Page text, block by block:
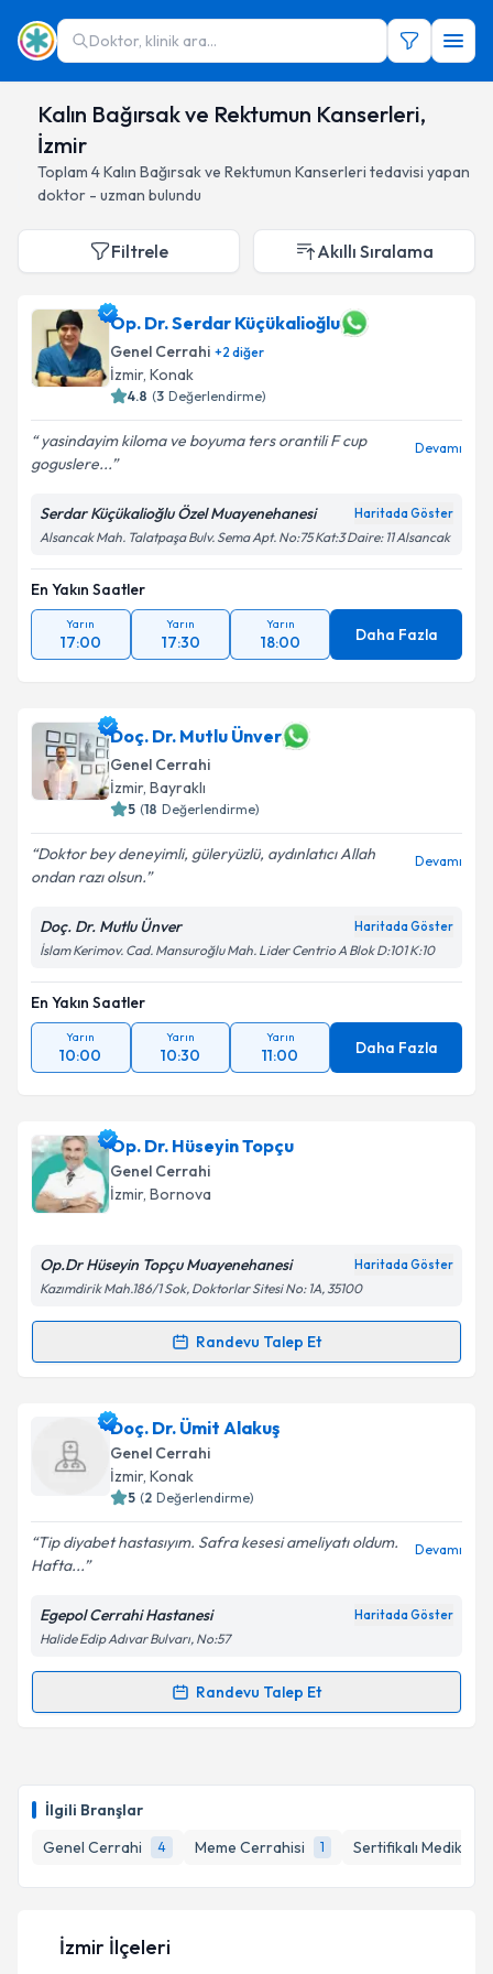
Doktor, klinik ara...
Kalın Bağırsak ve Rektumun Kanserleri,
İzmir
Toplam 4Kalın Bağırsak ve Rektumun Kanserleri tedavisi yapan
doktor - uzman bulundu
İlgili Branşlar
Genel Cerrahi
4 Meme Cerrahisi 1 Sertifikalı Medikal
Filtrele Akıllı Sıralama
Op. Dr. Serdar Küçükalioğlu
Genel Cerrahi +2 diğer
İzmir, Konak
4.8 (3 Değerlendirme)
yasindayim kiloma ve boyuma ters orantili F cup
goguslere...
Devamı
Serdar Küçükalioğlu Özel Muayenehanesi Haritada Göster
Alsancak Mah. Talatpaşa Bulv. Sema Apt. No:75 Kat:3 Daire: 11 Alsancak
En Yakın Saatler
Yarın
17:00
Yarın
17:30
Yarın
18:00 Daha Fazla
Doç. Dr. Mutlu Ünver
Genel Cerrahi
İzmir, Bayraklı
5 (18 Değerlendirme)
Doktor bey deneyimli, güleryüzlü, aydınlatıcı Allah
ondan razı olsun.
Devamı
Doç. Dr. Mutlu Ünver Haritada Göster
İslam Kerimov. Cad. Mansuroğlu Mah. Lider Centrio A Blok D:101 K:10
En Yakın Saatler
Yarın
10:00
Yarın
10:30
Yarın
11:00 Daha Fazla
Op. Dr. Hüseyin Topçu
Genel Cerrahi
İzmir, Bornova
Op.Dr Hüseyin Topçu Muayenehanesi Haritada Göster
Kazımdirik Mah.186/1 Sok, Doktorlar Sitesi No: 1A, 35100
Randevu Talep Et
Randevu Takvimi Talebi
Op. Dr. Hüseyin Topçuiçin randevu takvimi talebi
oluşturun. Size bu uzmandan randevu almanız için bir
takvim hazırlandığında e-posta ile bilgilendireceğiz.
Kişisel verilerimin işlenmesine ilişkin
Aydınlatma
Metni'ni okudum ve kişisel verilerimin belirtilen
kapsamda işlenmesini kabul ediyorum.
Doç. Dr. Ümit Alakuş
Genel Cerrahi
İzmir, Konak
5 (2 Değerlendirme)
Tip diyabet hastasıyım. Safra kesesi ameliyatı oldum.
Hafta...
Devamı
Egepol Cerrahi Hastanesi Haritada Göster
Halide Edip Adıvar Bulvarı, No:57
Randevu Talep Et
Randevu Takvimi Talebi
takvim hazırlandığında e-posta ile bilgilendireceğiz.
E-posta Adresiniz
İzmir İlçeleri